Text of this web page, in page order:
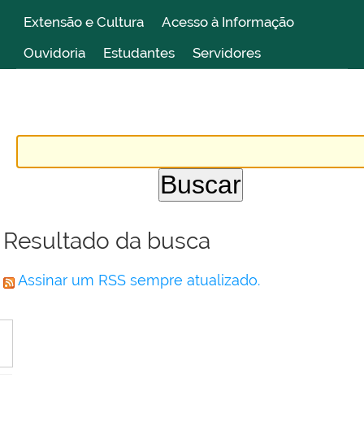
Extensão e Cultura
Acesso à Informação
Ouvidoria
Estudantes Servidores
Resultado da busca
Assinar um RSS sempre atualizado.